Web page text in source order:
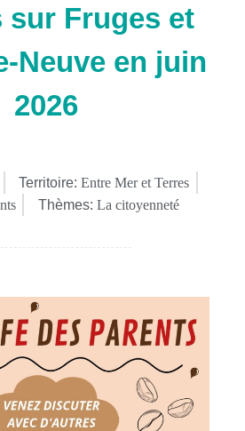
sur Fruges et
Neuve en juin
2026
Territoire: Entre Mer et Terres
Thèmes: La citoyenneté